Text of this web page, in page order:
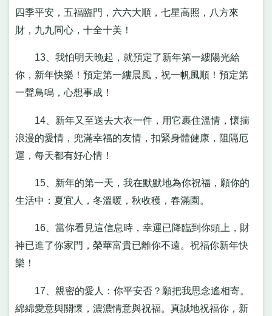
四季平安，五福臨門，六六大順，七星高照，八方來
財，九九同心，十全十美！
13、我怕明天晚起，就預定了新年第一縷陽光給
你，新年快樂！預定第一縷晨風，祝一帆風順！預定第
一聲鳥鳴，心想事成！
14、新年又至送去大衣一件，用它裹住溫情，懷揣
浪漫的愛情，兜滿幸福的友情，扣緊身體健康，阻隔厄
運，每天都有好心情！
15、新年的第一天，我在默默地為你祝福，願你的
生活中：夏宜人，冬溫暖，秋收穫，春滿園。
16、當你看見這信息時，幸運已降臨到你頭上，財
神已進了你家門，榮華富貴已離你不遠。祝福你新年快
樂！
17、親密的愛人：你平安否？願把我思念遙相寄。
綿綿愛意與關懷，濃濃情意與祝福。真誠地祝福你，新